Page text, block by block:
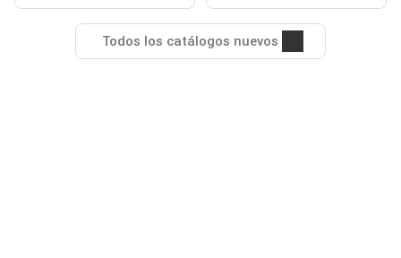
Todos los catálogos nuevos